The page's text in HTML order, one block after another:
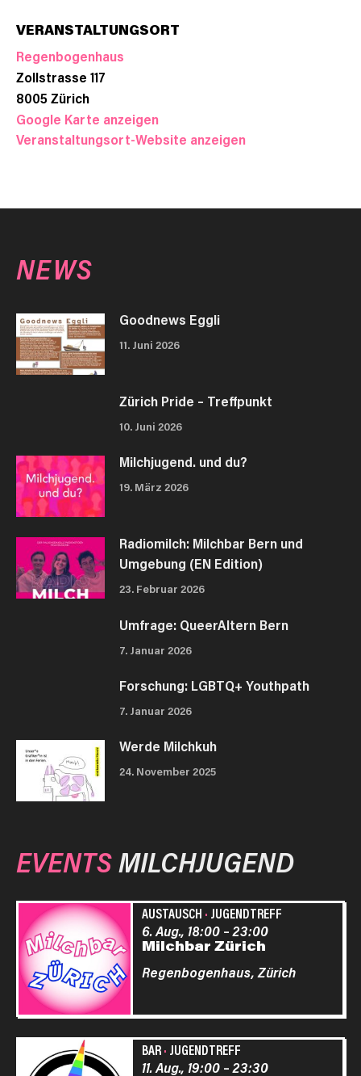
VERANSTALTUNGSORT
Regenbogenhaus
Zollstrasse 117
8005Zürich
Google Karte anzeigen
Veranstaltungsort-Website anzeigen
NEWS
Goodnews Eggli
11. Juni 2026
Zürich Pride – Treffpunkt
10. Juni 2026
Milchjugend. und du?
19. März 2026
Radiomilch: Milchbar Bern und
Umgebung (EN Edition)
23. Februar 2026
Umfrage: QueerAltern Bern
7. Januar 2026
Forschung: LGBTQ+ Youthpath
7. Januar 2026
Werde Milchkuh
24. November 2025
EVENTSMILCHJUGEND
AUSTAUSCH · JUGENDTREFF
Milchbar Zürich
6. Aug., 18:00–23:00
Regenbogenhaus, Zürich
BAR· JUGENDTREFF
11. Aug., 19:00–23:30